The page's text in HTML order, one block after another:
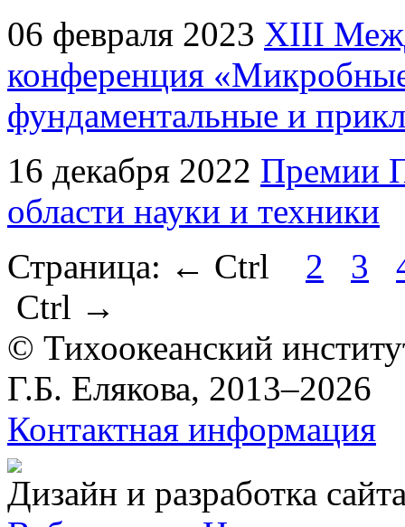
06 февраля 2023 XIII
конференция
фундаментальные и
16 декабря 2022 Премии
области науки и техники
Страница: ← Ctrl 2 3
Ctrl →
© Тихоокеанский
Г.Б. Елякова, 2013–2026
Контактная информация
Дизайн и разработка